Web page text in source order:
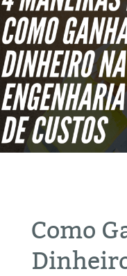
Como